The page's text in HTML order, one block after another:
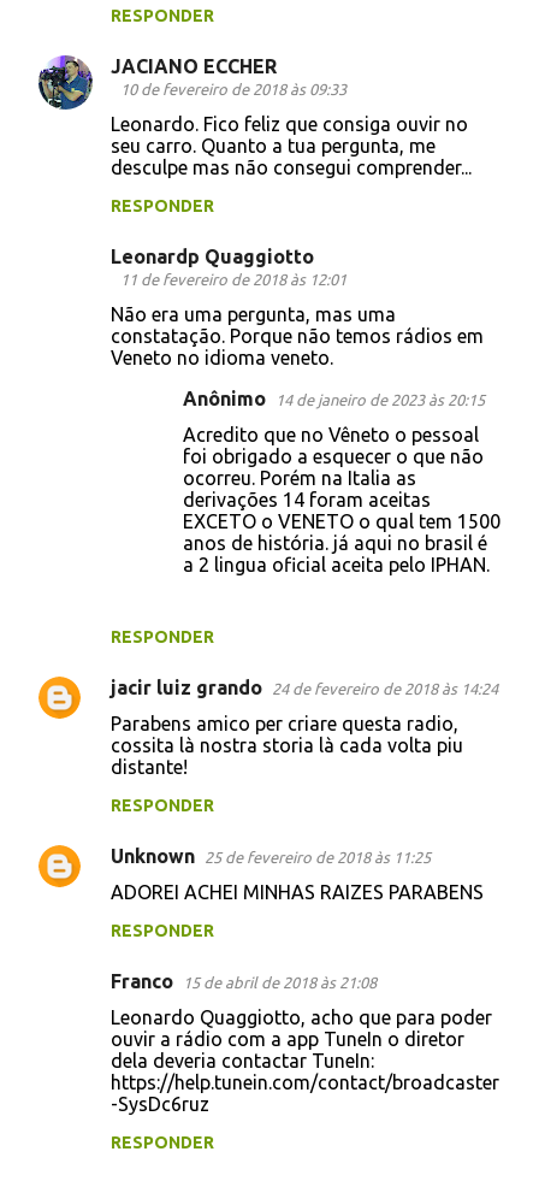
RESPONDER
JACIANO ECCHER
10 de fevereiro de 2018 às 09:33
Leonardo. Fico feliz que consiga ouvir no
seu carro. Quanto a tua pergunta, me
desculpe mas não consegui comprender...
RESPONDER
Leonardp Quaggiotto
11 de fevereiro de 2018 às 12:01
Não era uma pergunta, mas uma
constatação. Porque não temos rádios em
Veneto no idioma veneto.
RESPONDER
Anônimo 14 de janeiro de 2023 às 20:15
Acredito que no Vêneto o pessoal
foi obrigado a esquecer o que não
ocorreu. Porém na Italia as
derivações 14 foram aceitas
EXCETO o VENETO o qual tem 1500
anos de história. já aqui no brasil é
a 2 lingua oficial aceita pelo IPHAN.
jacir luiz grando 24 de fevereiro de 2018 às 14:24
Parabens amico per criare questa radio,
cossita là nostra storia là cada volta piu
distante!
RESPONDER
Unknown 25 de fevereiro de 2018 às 11:25
ADOREI ACHEI MINHAS RAIZES PARABENS
RESPONDER
Franco 15 de abril de 2018 às 21:08
Leonardo Quaggiotto, acho que para poder
ouvir a rádio com a app TuneIn o diretor
dela deveria contactar TuneIn:
https://help.tunein.com/contact/broadcaster
-SysDc6ruz
RESPONDER